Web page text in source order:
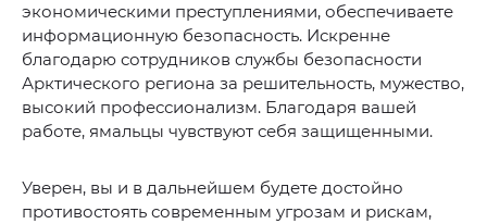
экономическими преступлениями, обеспечиваете
информационную безопасность. Искренне
благодарю сотрудников службы безопасности
Арктического региона за решительность, мужество,
высокий профессионализм. Благодаря вашей
работе, ямальцы чувствуют себя защищенными.
Уверен, вы и в дальнейшем будете достойно
противостоять современным угрозам и рискам,